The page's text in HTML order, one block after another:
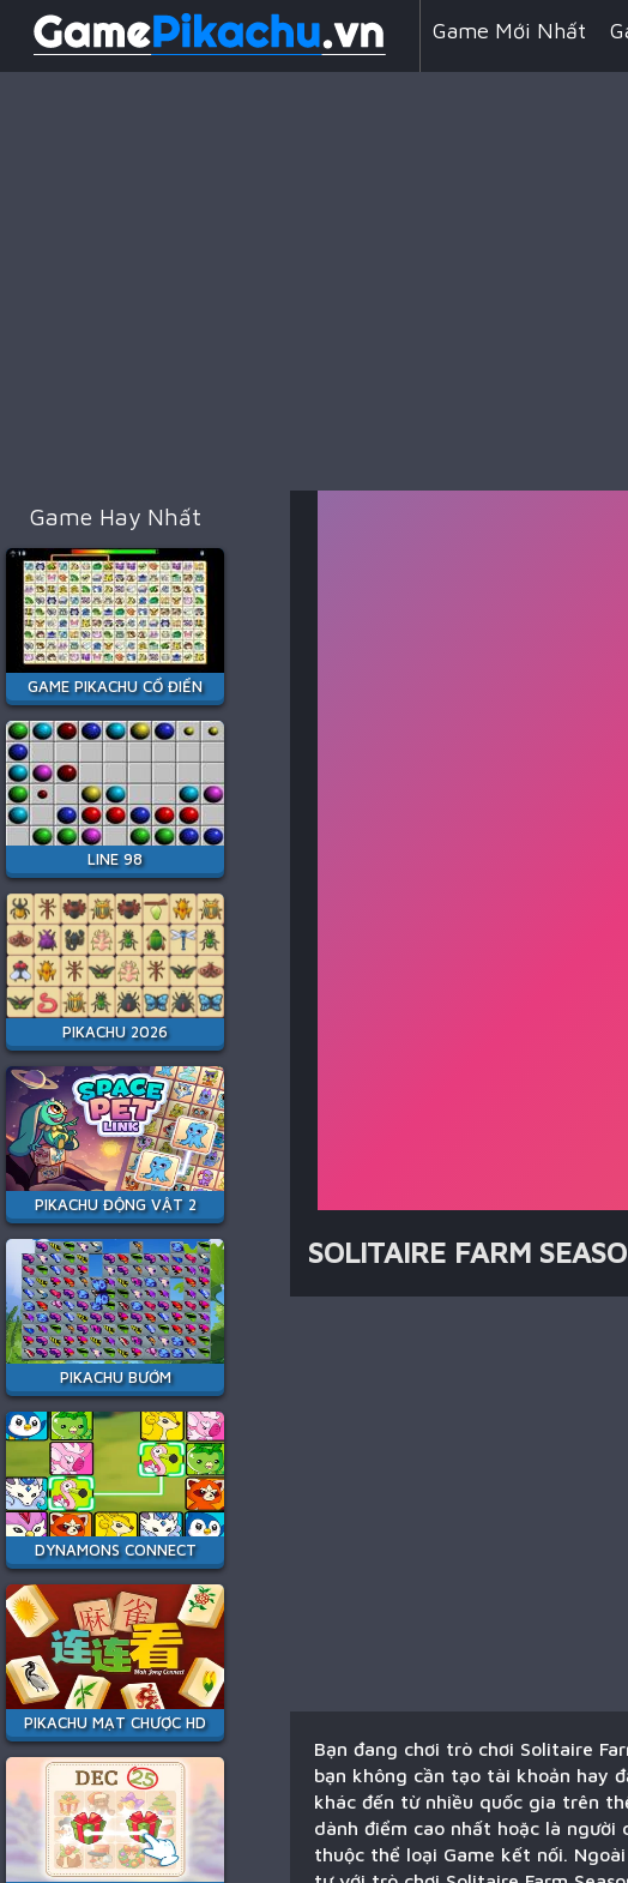
Game Mới Nhất
Game Hay Nhất
GAME PIKACHU CỔ ĐIỂN
LINE 98
PIKACHU 2026
PIKACHU ĐỘNG VẬT 2
PIKACHU BƯỚM
DYNAMONS CONNECT
PIKACHU MẠT CHƯỢC HD
SOLITAIRE FARM
Bạn đang chơi trò chơi Solitaire
bạn không cần tạo tài khoản hay
khác đến từ nhiều quốc gia trên
dành điểm cao nhất hoặc là người
thuộc thể loại Game kết nối.